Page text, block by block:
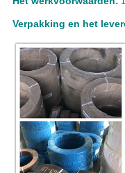
Verpakking en het